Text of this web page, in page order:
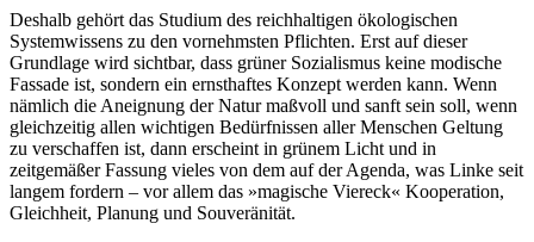
Deshalb gehört das Studium des reichhaltigen ökologischen
Systemwissens zu den vornehmsten Pflichten. Erst auf dieser
Grundlage wird sichtbar, dass grüner Sozialismus keine modische
Fassade ist, sondern ein ernsthaftes Konzept werden kann. Wenn
nämlich die Aneignung der Natur maßvoll und sanft sein soll, wenn
gleichzeitig allen wichtigen Bedürfnissen aller Menschen Geltung
zu verschaffen ist, dann erscheint in grünem Licht und in
zeitgemäßer Fassung vieles von dem auf der Agenda, was Linke seit
langem fordern – vor allem das »magische Viereck« Kooperation,
Gleichheit, Planung und Souveränität.